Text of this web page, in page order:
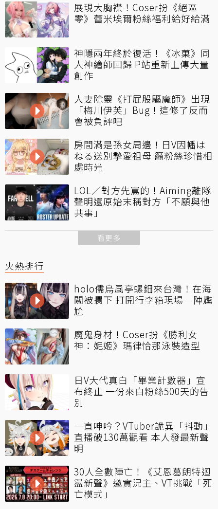
展現大胸襟！Coser扮《絕區
零》蕾米埃爾粉絲福利給好給滿
神隱兩年終於復活！《冰菓》同
人神繪師回歸 P站重新上傳大量
創作
人妻除靈《打屁股驅魔師》出現
「梅川伊芙」Bug！這修了反而
會被負評吧
房間滿是孫女周邊！日V因幡は
ねる送別摯愛祖母 籲粉絲珍惜相
處時光
LOL／對方先罵的！Aiming離隊
聲明還原始末稱對方「不願與他
共事」
看更多
火熱排行
holo儒烏風亭螺鈿來台灣！在海
關被攔下 打開行李箱現場一陣尷
尬
魔鬼身材！Coser扮《勝利女
神：妮姬》瑪律恰那泳裝造型
日V大代真白「畢業計數器」宣
布終止 一份來自粉絲500天的告
別
一直呻吟？VTuber詭異「抖動」
直播破130萬觀看 本人發最新聲
明
30人全數陣亡！《艾恩葛朗特迴
盪新聲》邀實況主、VT挑戰「死
亡模式」